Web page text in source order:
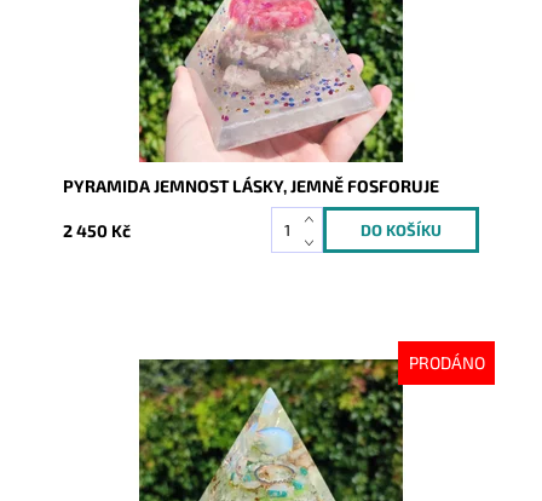
PYRAMIDA JEMNOST LÁSKY, JEMNĚ FOSFORUJE
2 450 Kč
PRODÁNO
Dostupnost:
Vyprodáno
9224